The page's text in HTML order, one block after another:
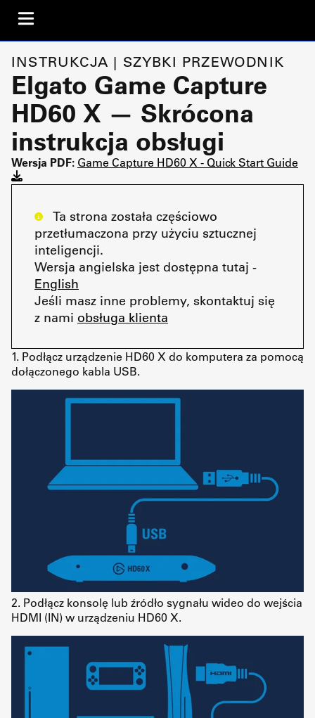
INSTRUKCJA | SZYBKI PRZEWODNIK
Elgato Game Capture
HD60 X — Skrócona
instrukcja obsługi
Wersja PDF: Game Capture HD60 X - Quick Start Guide
Ta strona została częściowo
przetłumaczona przy użyciu sztucznej
inteligencji.
Wersja angielska jest dostępna tutaj -
English
Jeśli masz inne problemy, skontaktuj się
z nami obsługa klienta
1. Podłącz urządzenie HD60 X do komputera za pomocą
dołączonego kabla USB.
2. Podłącz konsolę lub źródło sygnału wideo do wejścia
HDMI (IN) w urządzeniu HD60 X.